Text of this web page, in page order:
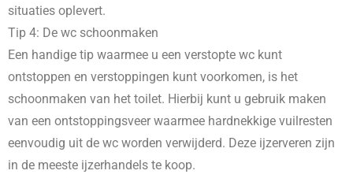
situaties oplevert.
Tip 4: De wc schoonmaken
Een handige tip waarmee u een verstopte wc kunt
ontstoppen en verstoppingen kunt voorkomen, is het
schoonmaken van het toilet. Hierbij kunt u gebruik maken
van een ontstoppingsveer waarmee hardnekkige vuilresten
eenvoudig uit de wc worden verwijderd. Deze ijzerveren zijn
in de meeste ijzerhandels te koop.